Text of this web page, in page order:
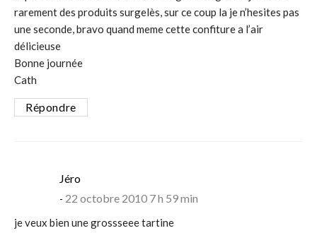
rarement des produits surgelès, sur ce coup la je n’hesites pas
une seconde, bravo quand meme cette confiture a l’air
délicieuse
Bonne journée
Cath
Répondre
Jérosays:
22 octobre 2010 7 h 59 min
je veux bien une grossseee tartine